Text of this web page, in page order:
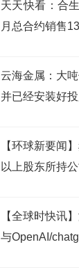
天天快看：合
月总合约销售
云海金属：大
并已经安装好
【环球新要闻
以上股东所持
【全球时快讯
与OpenAI/